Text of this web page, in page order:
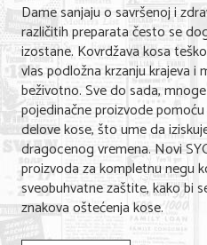
Dame sanjaju o savršenoj i
različitih preparata često se
izostane. Kovrdžava kosa
vlas podložna krzanju krajeva i
beživotno. Sve do sada,
pojedinačne proizvode
delove kose, što ume da
dragocenog vremena. Novi
proizvoda za kompletnu negu
sveobuhvatne zaštite, kako bi
znakova oštećenja kose.